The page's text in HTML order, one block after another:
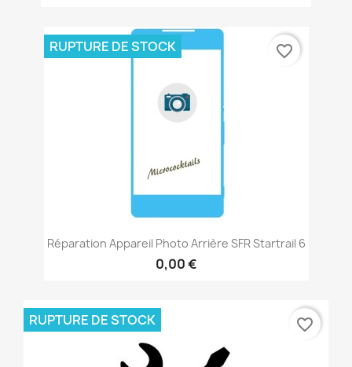
Réparation Appareil Photo Arrière SFR Startrail 6
0,00 €
RUPTURE DE STOCK favorite_border
RUPTURE DE STOCK favorite_border